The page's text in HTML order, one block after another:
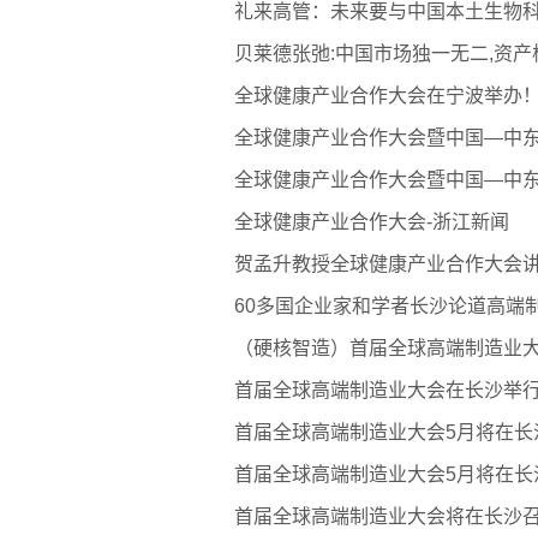
礼来高管：未来要与中国本土生物
贝莱德张弛:中国市场独一无二,资
全球健康产业合作大会在宁波举办
全球健康产业合作大会暨中国—中
全球健康产业合作大会暨中国—中
全球健康产业合作大会-浙江新闻
贺孟升教授全球健康产业合作大会
60多国企业家和学者长沙论道高端
（硬核智造）首届全球高端制造
首届全球高端制造业大会在长沙举
首届全球高端制造业大会5月将在
首届全球高端制造业大会5月将在
首届全球高端制造业大会将在长沙